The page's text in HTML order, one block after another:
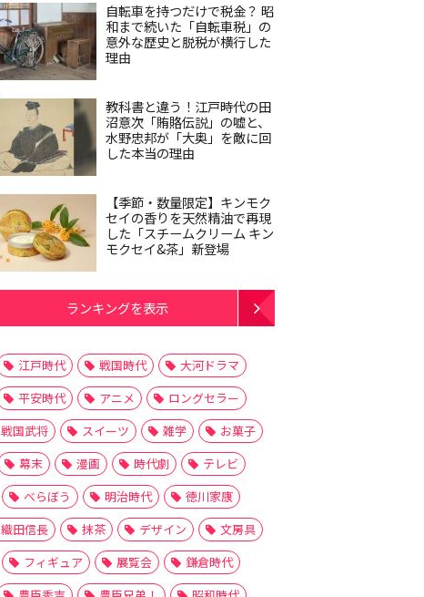
自転車を持つだけで税金？ 昭
和まで続いた「自転車税」の
意外な歴史と脱税が横行した
理由
教科書と違う！江戸時代の田
沼意次「賄賂伝説」の嘘と、
水野忠邦が「大奥」を敵に回
した本当の理由
【季節・数量限定】キンモク
セイの香りを天然精油で再現
した「スチームクリーム キン
モクセイ&茶」新登場
ランキングを表示
江戸時代 戦国時代
大河ドラマ
平安時代
アニメ
ロングセラー
戦国武将
スイーツ 雑学
お菓子
幕末
漫画 時代劇
テレビ
べらぼう
明治時代
徳川家康
織田信長
抹茶 デザイン
文房具
フィギュア
展覧会
鎌倉時代